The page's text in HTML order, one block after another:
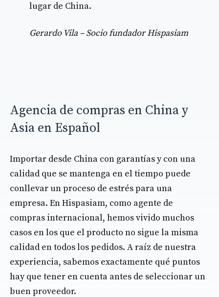
lugar de China.
Gerardo Vila – Socio fundador Hispasiam
Agencia de compras en China y
Asia en Español
Importar desde China con garantías y con una
calidad que se mantenga en el tiempo puede
conllevar un proceso de estrés para una
empresa. En Hispasiam, como agente de
compras internacional, hemos vivido muchos
casos en los que el producto no sigue la misma
calidad en todos los pedidos. A raíz de nuestra
experiencia, sabemos exactamente qué puntos
hay que tener en cuenta antes de seleccionar un
buen proveedor.